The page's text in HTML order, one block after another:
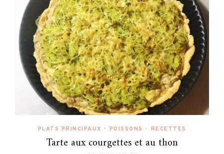
PLATS PRINCIPAUX • POISSONS • RECETTES
Tarte aux courgettes et au thon